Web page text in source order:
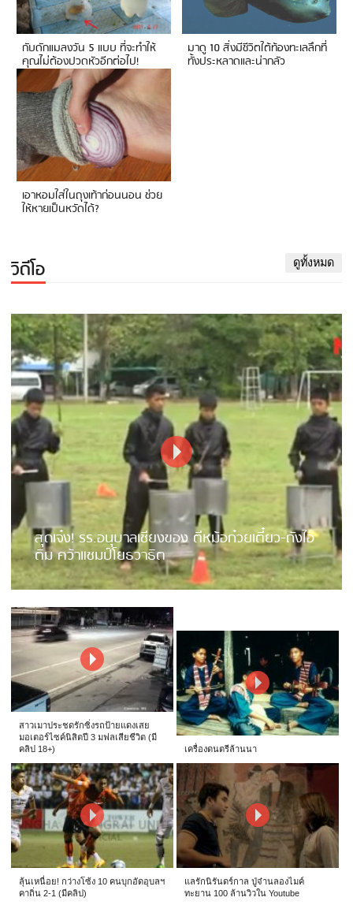
กับดักแมลงวัน 5 แบบ ที่จะทำให้
คุณไม่ต้องปวดหัวอีกต่อไป!
มาดู 10 สิ่งมีชีวิตใต้ท้องทะเลลึกที่
ทั้งประหลาดและน่ากลัว
เอาหอมใส่ในถุงเท้าก่อนนอน ช่วย
ให้หายเป็นหวัดได้?
วิดีโอ ดูทั้งหมด
สุดเจ๋ง! รร.อนุบาลเชียงของ ตีหม้อก๋วยเตี๋ยว-ถังไอ
ติม คว้าแชมป์โยธวาธิต
สาวเมาประชดรักซิ่งรถป้ายแดงเสย
มอเตอร์ไซค์นิสิตปี 3 มฟลเสียชีวิต (มี
คลิป 18+)
เครื่องดนตรีล้านนา
ลุ้นเหนื่อย! กว่างโซ้ง 10 คนบุกอัดอุบลฯ
คาถิ่น 2-1 (มีคลิป)
แลรักนิรันดร์กาล ปู่จ๋านลองไมค์
ทะยาน 100 ล้านวิวใน Youtube